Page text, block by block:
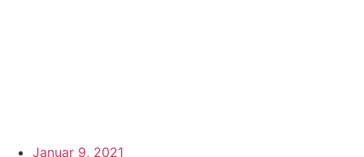
Januar 9, 2021